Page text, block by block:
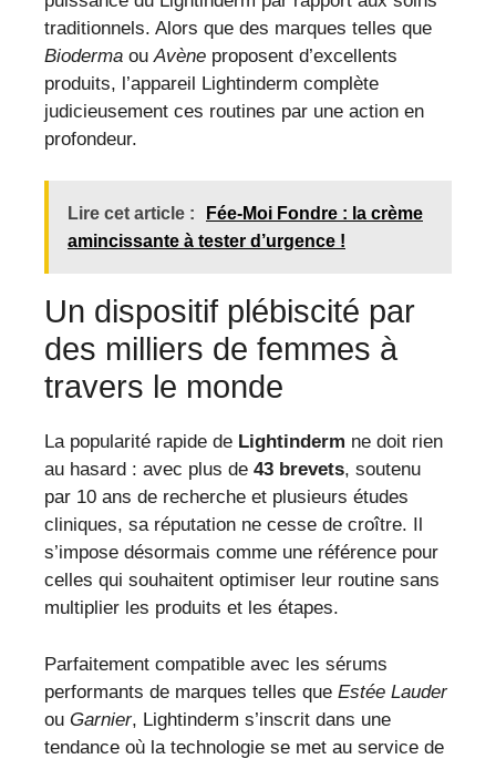
traditionnels. Alors que des marques telles que
Bioderma ouAvène proposent d’excellents
produits, l’appareil Lightinderm complète
judicieusement ces routines par une action en
profondeur.
Lire cet article :
Fée-Moi Fondre : la crème
amincissante à tester d’urgence !
Un dispositif plébiscité par
des milliers de femmes à
travers le monde
La popularité rapide de Lightinderm ne doit rien
au hasard : avec plus de 43 brevets, soutenu
par 10 ans de recherche et plusieurs études
cliniques, sa réputation ne cesse de croître. Il
s’impose désormais comme une référence pour
celles qui souhaitent optimiser leur routine sans
multiplier les produits et les étapes.
Parfaitement compatible avec les sérums
performants de marques telles que Estée Lauder
ou Garnier, Lightinderm s’inscrit dans une
tendance où la technologie se met au service de